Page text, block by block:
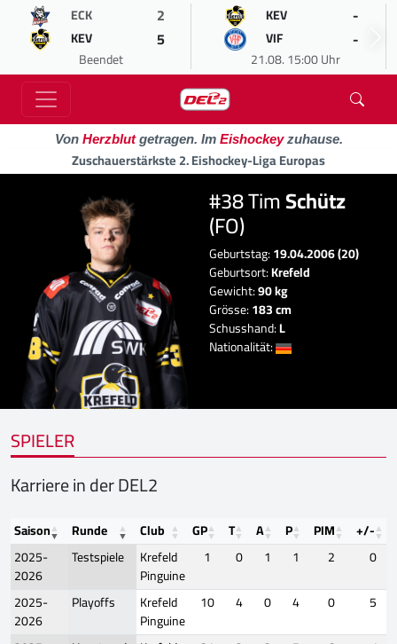
ECK 2
KEV 5
Beendet
KEV -
VIF -
21.08. 15:00 Uhr
Von Herzblutgetragen. Im Eishockeyzuhause.
Zuschauerstärkste 2. Eishockey-Liga Europas
#38 TimSchütz
(FO)
Geburtstag:19.04.2006 (20)
Geburtsort:Krefeld
Gewicht:90 kg
Grösse:183 cm
Schusshand:L
Nationalität:
SPIELER
Karriere in der DEL2
Saison Runde Club GP T A P PIM +/-
2025-
2026
Testspiele
Krefeld
Pinguine
1 0 1 1 2
0
2025-
2026
Playoffs
Krefeld
Pinguine
10 4 0 4 0
5